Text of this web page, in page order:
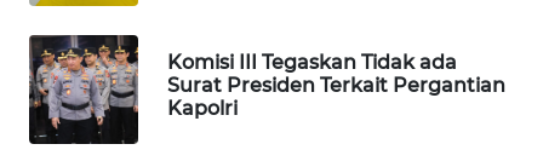
Komisi III Tegaskan Tidak ada
Surat Presiden Terkait Pergantian
Kapolri
WISATA
LAPAK
WAHANA